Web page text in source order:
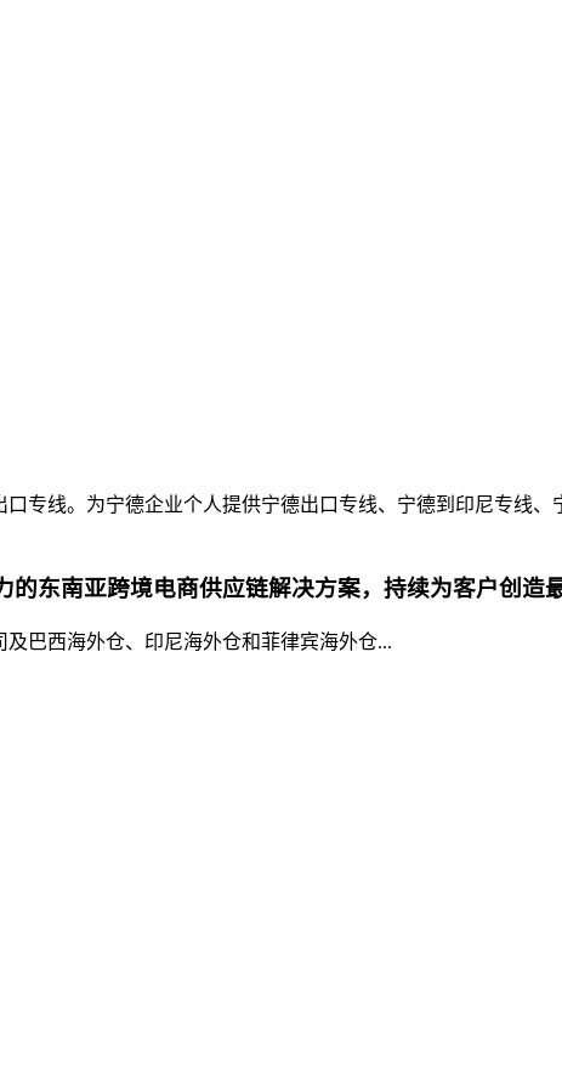
专线。为宁德企业个人提供宁德出口专线、宁德到印尼专线
东南亚跨境电商供应链解决方案，持续为客户创造最
巴西海外仓、印尼海外仓和菲律宾海外仓...